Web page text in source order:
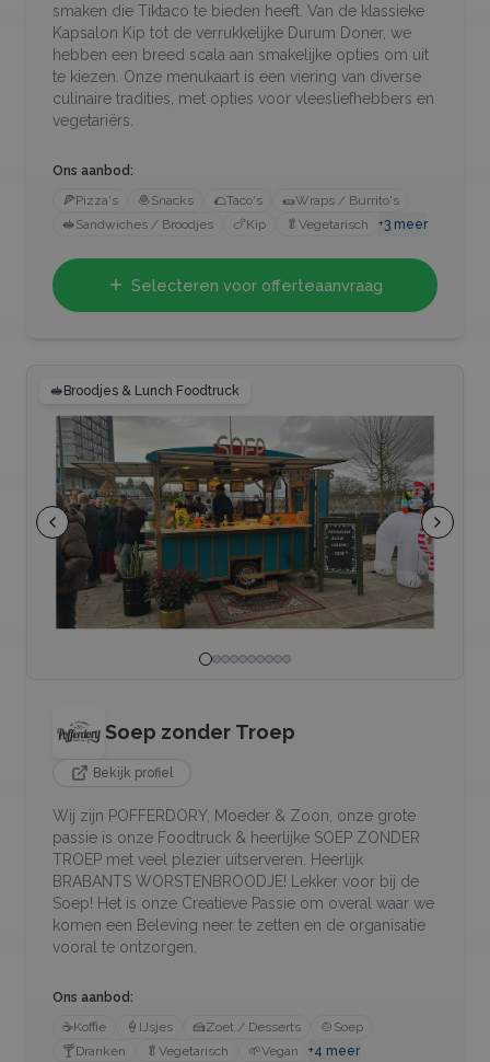
smaken die Tiktaco te bieden heeft. Van de klassieke
Kapsalon Kip tot de verrukkelijke Durum Doner, we
hebben een breed scala aan smakelijke opties om uit
te kiezen. Onze menukaart is een viering van diverse
culinaire tradities, met opties voor vleesliefhebbers en
vegetariërs.
Ons aanbod:
🍕Pizza's 🧆Snacks 🌮Taco's 🌯Wraps / Burrito's
🥪Sandwiches / Broodjes 🍗Kip 🥬 Vegetarisch +3 meer
Selecteren voor offerteaanvraag
🥪Broodjes & Lunch Foodtruck
Soep zonder Troep
Bekijk profiel
Wij zijn POFFERDORY, Moeder & Zoon, onze grote
passie is onze Foodtruck & heerlijke SOEP ZONDER
TROEP met veel plezier uitserveren. Heerlijk
BRABANTS WORSTENBROODJE! Lekker voor bij de
Soep! Het is onze Creatieve Passie om overal waar we
komen een Beleving neer te zetten en de organisatie
vooral te ontzorgen.
Ons aanbod:
☕Koffie 🍦 IJsjes 🍰Zoet / Desserts 🍲 Soep
🍸Dranken 🥬 Vegetarisch 🌱Vegan +4 meer